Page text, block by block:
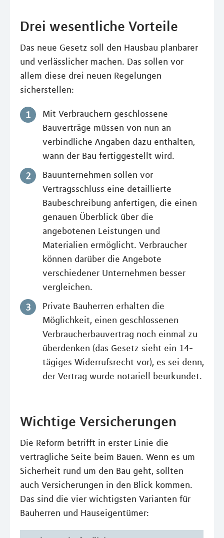
Drei wesentliche Vorteile
Das neue Gesetz soll den Hausbau planbarer
und verlässlicher machen. Das sollen vor
allem diese drei neuen Regelungen
sicherstellen:
Mit Verbrauchern geschlossene
Bauverträge müssen von nun an
verbindliche Angaben dazu enthalten,
wann der Bau fertiggestellt wird.
Bauunternehmen sollen vor
Vertragsschluss eine detaillierte
Baubeschreibung anfertigen, die einen
genauen Überblick über die
angebotenen Leistungen und
Materialien ermöglicht. Verbraucher
können darüber die Angebote
verschiedener Unternehmen besser
vergleichen.
Private Bauherren erhalten die
Möglichkeit, einen geschlossenen
Verbraucherbauvertrag noch einmal zu
überdenken (das Gesetz sieht ein 14-
tägiges Widerrufsrecht vor), es sei denn,
der Vertrag wurde notariell beurkundet.
Wichtige Versicherungen
Die Reform betrifft in erster Linie die
vertragliche Seite beim Bauen. Wenn es um
Sicherheit rund um den Bau geht, sollten
auch Versicherungen in den Blick kommen.
Das sind die vier wichtigsten Varianten für
Bauherren und Hauseigentümer: